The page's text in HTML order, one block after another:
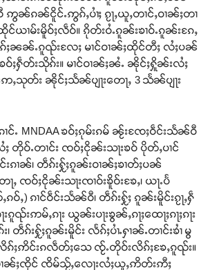
ၼ်ၵၼ်ငိူင်ႉဢွၵ်ႇပၢႆႈ ၵႂႃႇယူႇတၢင်ႇဝၢၼ်ႈတၢ
င်ယၢမ်းမိူဝ်ႈလဵဝ်။ ၵိုတ်းဝႆႉၵူၼ်းၶၢဝ်ႉၵူၼ်းၵႄႇ
ၵ်ႈၼၼ်ႉၵူၺ်းလႄႈ မၢင်ဝၢၼ်ႈထိုင်တီႈ လႆႈပၼ်
ဝ်ႈႁဵတ်းသိုၵ်း။ မၢင်ဝၢၼ်ႈၼႆႉ ၼိုင်ႈႁိူၼ်းလႆႈ
ႇသုတ်း ၼိုင်ႈသႅၼ်ပျႃးတေႃႇ 3 သႅၼ်ပျႃး
င်ႉ MNDAA ၶဝ်ႈၵုမ်းၵမ် ၼႂ်းၸႄႈဝဵင်းသႅၼ်ဝီ
တိုဝ်ႉတၢင်း ၸဝ်ႈငိုၼ်းသႃးၶဝ် ပိုတ်ႇပၢင်
ၵၢၼ်၊ တဵၵ်းႁႂ်ႈၵူၼ်းဝၢၼ်ႈၶၢတ်ႈပၼ်
ၸဝ်ႈငိုၼ်းသႃးၸၢဝ်းၶိူဝ်းၶႄႇ၊ ယႃႉပႅ
ဝ်ႇ) ၵၢင်ဝဵင်းသႅၼ်ဝီ၊ တဵၵ်းႁႂ်ႈ ၵူၼ်းမိူင်းၵႂႃႇႁဵ
ၵူၺ်းဢမ်ႇၵႃး ယွၼ်းပႃးၶွၼ်ႇၵႃႈထေႃႈၵႃႈၵႃး
၊ တဵၵ်းႁႂ်ႈၵူၼ်းမိူင်း လႅၵ်ႈပၢႆႉႁၢၼ်ႉတၢင်းၶၢႆ မွ
ၵ်ႈဢိင်းၵလဵတ်ႈသေ ၸႂ်ႉတိုဝ်းလိၵ်ႈၶႄႇၵူၺ်း။
ၢၼ်ႈၸိုင် ၸိမ်သႂ်ႇလေႃးလႆႈယူႇဢိတ်းဢီႈ